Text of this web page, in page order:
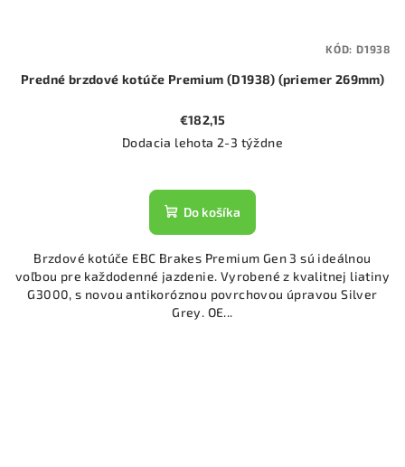
Predné brzdové kotúče Premium (D1938) (priemer 269mm)
€182,15
Dodacia lehota 2-3 týždne
Do košíka
Brzdové kotúče EBC Brakes Premium Gen 3 sú ideálnou
voľbou pre každodenné jazdenie. Vyrobené z kvalitnej liatiny
G3000, s novou antikoróznou povrchovou úpravou Silver
Grey. OE...
KÓD: D1938